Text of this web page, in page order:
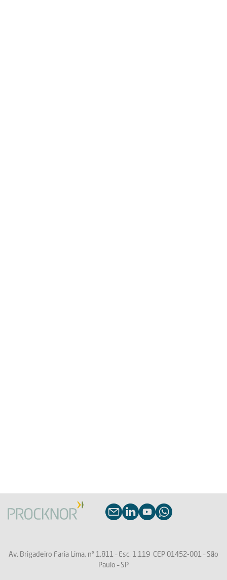
Av. Brigadeiro Faria Lima, nº 1.811 –Esc. 1.119 CEP 01452-001 – São
Paulo – SP